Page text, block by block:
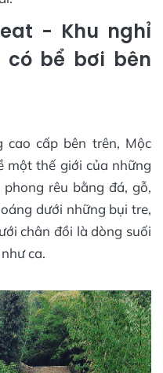
- Khu nghỉ
có bể bơi bên
cao cấp bên trên, Mộc
một thế giới của những
rêu bằng đá, gỗ,
dưới những bụi tre,
chân đồi là dòng suối
ca.